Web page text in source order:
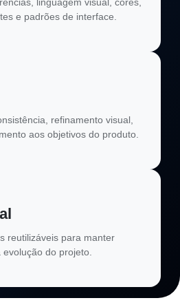
e padrões de interface.
refinamento visual,
aos objetivos do produto.
reutilizáveis para manter
do projeto.